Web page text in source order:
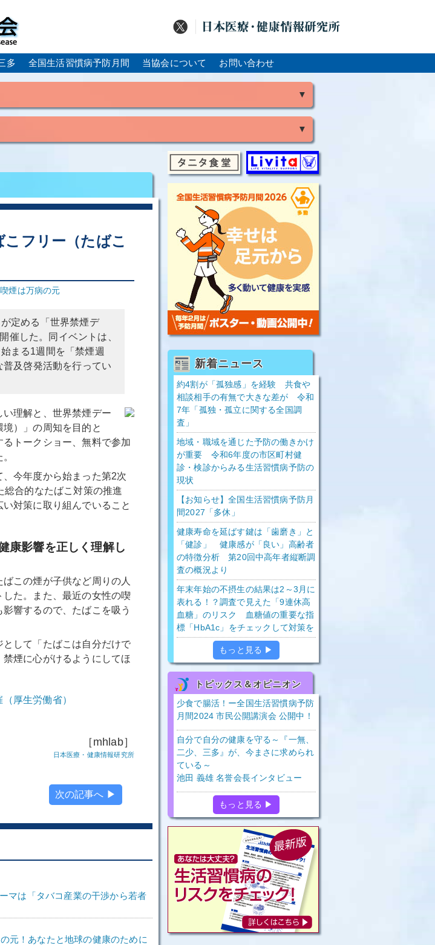
多 全国生活習慣病予防月間 当協会について お問い合わせ
▼
▼
高尿酸血症／痛風
筋梗塞 狭心症 脳梗塞
脳出血
大腸がん
骨粗鬆症
歯周病
フリー（たばこ
喫煙は万病の元
定める「世界禁煙デ
催した。同イベントは、
まる1週間を「禁煙週
及啓発活動を行ってい
理解と、世界禁煙デー
）」の周知を目的と
トークショー、無料で参加
今年度から始まった第2次
合的なたばこ対策の推進
対策に取り組んでいること
康影響を正しく理解し
この煙が子供など周りの人
た。また、最近の女性の喫
響するので、たばこを吸う
して「たばこは自分だけで
煙に心がけるようにしてほ
厚生労働省）
［mhlab］
日本医療・健康情報研究所
次の記事へ ▶
マは「タバコ産業の干渉から若者
元！あなたと地球の健康のために
新着ニュース
約4割が「孤独感」を経験 共食や
相談相手の有無で大きな差が 令和
7年「孤独・孤立に関する全国調
査」
地域・職域を通じた予防の働きかけ
が重要 令和6年度の市区町村健
診・検診からみる生活習慣病予防の
現状
【お知らせ】全国生活習慣病予防月
間2027「多休」
健康寿命を延ばす鍵は「歯磨き」と
「健診」 健康感が「良い」高齢者
の特徴分析 第20回中高年者縦断調
査の概況より
年末年始の不摂生の結果は2～3月に
表れる！？調査で見えた「9連休高
血糖」のリスク 血糖値の重要な指
標「HbA1c」をチェックして対策を
もっと見る ▶
トピックス＆オピニオン
少食で腸活！ー全国生活習慣病予防
月間2024 市民公開講演会 公開中！
自分で自分の健康を守る～『一無、
二少、三多』が、今まさに求められ
ている～
池田 義雄 名誉会長インタビュー
もっと見る ▶